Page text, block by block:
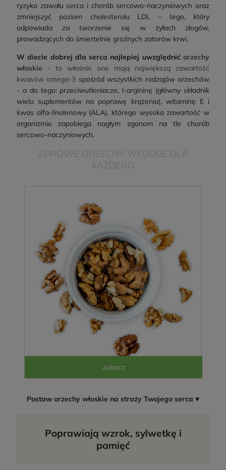
ryzyko zawału serca i chorób sercowo-naczyniowych oraz
zmniejszyć poziom cholesterolu LDL – tego, który
odpowiada za tworzenie się w żyłach złogów,
prowadzących do śmiertelnie groźnych zatorów krwi.
W diecie dobrej dla serca najlepiej uwzględnićorzechy
włoskie - to właśnie one mają największą zawartość
kwasów omega-3 spośród wszystkich rodzajów orzechów
- a do tego: przeciwutleniacze, l-argininę (główny składnik
wielu suplementów na poprawę krążenia), witaminę E i
kwas alfa-linolenowy (ALA), którego wysoka zawartość w
organizmie zapobiega nagłym zgonom na tle chorób
sercowo-naczyniowych.
ZDROWE ORZECHY WŁOSKIE DLA
KAŻDEGO
Postaw orzechy włoskie na straży Twojego serca ♥
Poprawiają wzrok, sylwetkę i
pamięć